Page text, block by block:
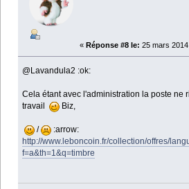
« Réponse #8 le: 25 mars
@Lavandula2 :ok:
Cela étant avec l'administration la poste ne
travail
Biz,
/
:arrow:
http://www.leboncoin.fr/collection/offres/
f=a&th=1&q=timbre